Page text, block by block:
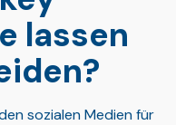
lassen
sozialen Medien für